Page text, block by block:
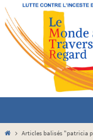
Passer
vers
contenu
HomeArticles balisés "patricia